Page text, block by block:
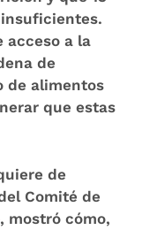
acceso a la
de
de alimentos
que estas
de
Comité de
, mostró cómo,